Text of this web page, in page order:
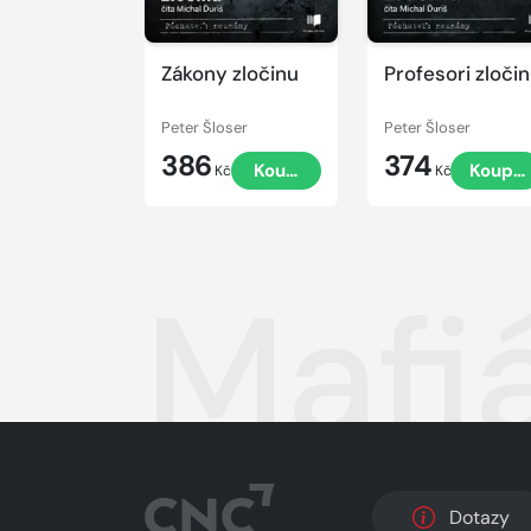
Zákony zločinu
Peter Šloser
386 Kč Koupit
Profesori
Peter Šloser
374 Kč Koupit
Dotazy